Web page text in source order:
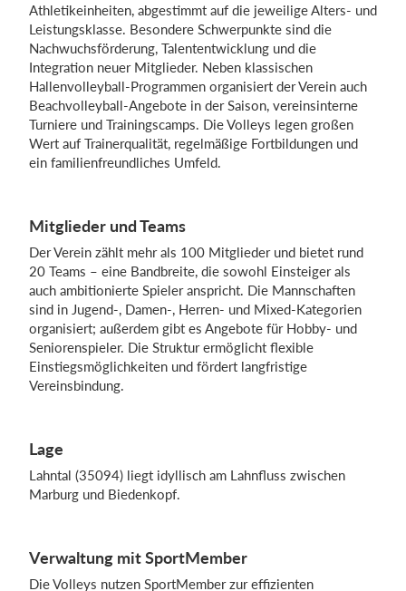
Athletikeinheiten, abgestimmt auf die jeweilige Alters- und
Leistungsklasse. Besondere Schwerpunkte sind die
Nachwuchsförderung, Talententwicklung und die
Integration neuer Mitglieder. Neben klassischen
Hallenvolleyball-Programmen organisiert der Verein auch
Beachvolleyball-Angebote in der Saison, vereinsinterne
Turniere und Trainingscamps. Die Volleys legen großen
Wert auf Trainerqualität, regelmäßige Fortbildungen und
ein familienfreundliches Umfeld.
Mitglieder und Teams
Der Verein zählt mehr als 100 Mitglieder und bietet rund
20 Teams – eine Bandbreite, die sowohl Einsteiger als
auch ambitionierte Spieler anspricht. Die Mannschaften
sind in Jugend-, Damen-, Herren- und Mixed-Kategorien
organisiert; außerdem gibt es Angebote für Hobby- und
Seniorenspieler. Die Struktur ermöglicht flexible
Einstiegsmöglichkeiten und fördert langfristige
Vereinsbindung.
Lage
Lahntal (35094) liegt idyllisch am Lahnfluss zwischen
Marburg und Biedenkopf.
Verwaltung mit SportMember
Die Volleys nutzen SportMember zur effizienten